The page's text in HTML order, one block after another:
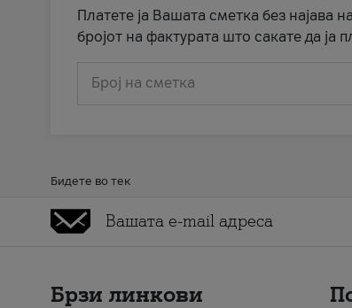
Платете ја Вашата сметка без најава
бројот на фактурата што сакате да ја
Број на сметка
Бидете во тек
Брзи линкови